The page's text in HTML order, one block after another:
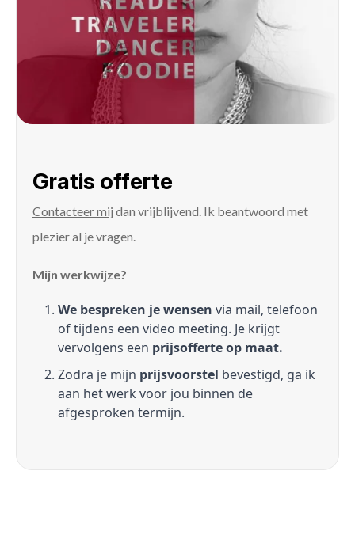
Gratis offerte
Contacteer mij dan vrijblijvend. Ik beantwoord met
plezier al je vragen.
Mijn werkwijze?
We bespreken je wensen via mail, telefoon
of tijdens een video meeting. Je krijgt
vervolgens een prijsofferte op maat.
Zodra je mijn prijsvoorstel bevestigd, ga ik
aan het werk voor jou binnen de
afgesproken termijn.